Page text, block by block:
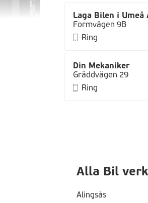
Laga Bilen i Umeå
Formvägen 9B
Ring
Din Mekaniker
Gräddvägen 29
Ring
Alla Bil
Alingsås